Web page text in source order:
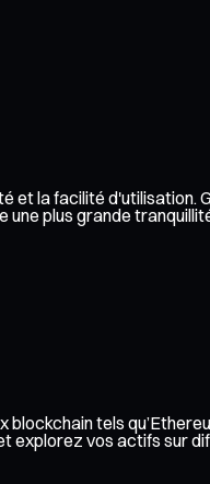
et la facilité d'utilisation.
plus grande
tels
explorez vos actifs sur